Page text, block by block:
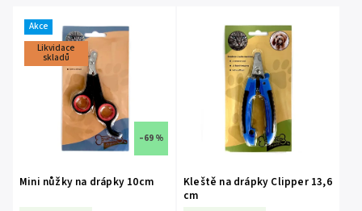
Akce
Likvidace
skladů
–69 %
Mini nůžky na drápky 10cm
Kleště na drápky Clipper 13,6
cm